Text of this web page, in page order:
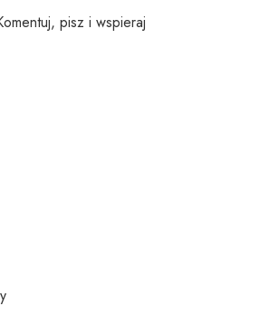
pisz i wspieraj